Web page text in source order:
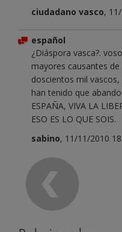
ciudadano vasco,
español
¿Diáspora vasca?.
mayores causantes
doscientos mil
han tenido que
ESPAÑA, VIVA LA
ESO ES LO QUE SOIS.
sabino, 11/11/2010